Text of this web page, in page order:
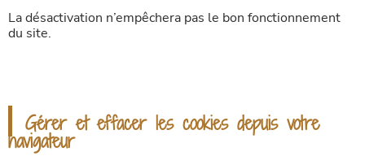
La désactivation n’empêchera pas le bon fonctionnement
du site.
Gérer et effacer les cookies depuis votre
navigateur